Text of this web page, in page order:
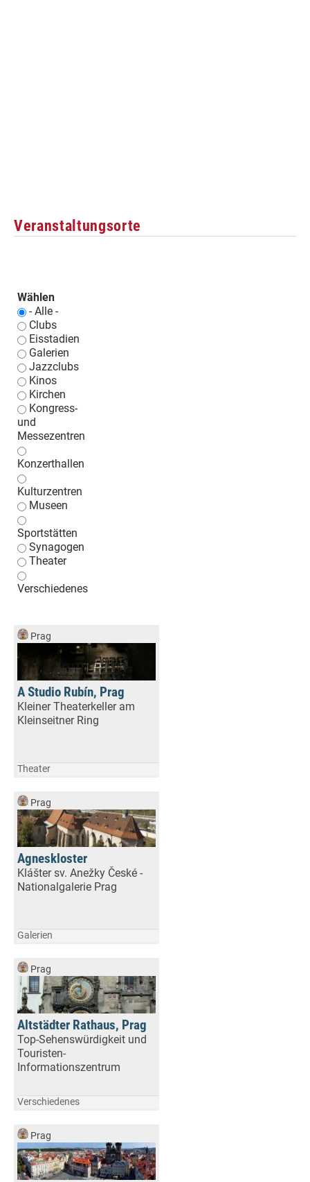
Veranstaltungsorte
Wählen
- Alle -
Clubs
Eisstadien
Galerien
Jazzclubs
Kinos
Kirchen
Kongress-
und
Messezentren
Konzerthallen
Kulturzentren
Museen
Sportstätten
Synagogen
Theater
Verschiedenes
Prag
A Studio Rubín, Prag
Kleiner Theaterkeller am
Kleinseitner Ring
Theater
Prag
Agneskloster
Klášter sv. Anežky České -
Nationalgalerie Prag
Galerien
Prag
Altstädter Rathaus, Prag
Top-Sehenswürdigkeit und
Touristen-
Informationszentrum
Verschiedenes
Prag